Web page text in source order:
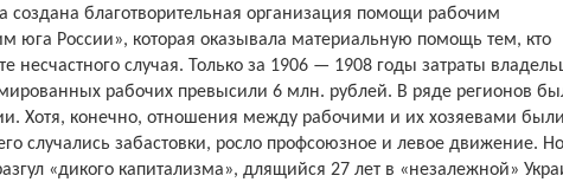
создана благотворительная организация помощи рабочим
юга России», которая оказывала материальную помощь тем, кто
несчастного случая. Только за 1906 — 1908 годы затраты
рабочих превысили 6 млн. рублей. В ряде регионов
Хотя, конечно, отношения между рабочими и их хозяевами были
случались забастовки, росло профсоюзное и левое движение.
«дикого капитализма», длящийся 27 лет в «незалежной»